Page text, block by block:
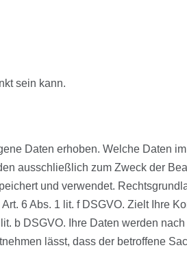
sein kann.
Daten erhoben. Welche Daten
ausschließlich zum Zweck der
und verwendet.
6 Abs. 1 lit. f DSGVO. Zielt Ihre
b DSGVO. Ihre Daten werden nach
lässt, dass der betroffene